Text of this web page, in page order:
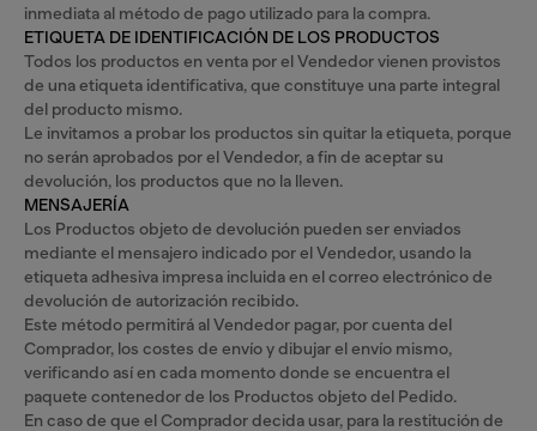
inmediata al método de pago utilizado para la compra.
ETIQUETA DE IDENTIFICACIÓN DE LOS PRODUCTOS
Todos los productos en venta por el Vendedor vienen provistos
de una etiqueta identificativa, que constituye una parte integral
del producto mismo.
Le invitamos a probar los productos sin quitar la etiqueta, porque
no serán aprobados por el Vendedor, a fin de aceptar su
devolución, los productos que no la lleven.
MENSAJERÍA
Los Productos objeto de devolución pueden ser enviados
mediante el mensajero indicado por el Vendedor, usando la
etiqueta adhesiva impresa incluida en el correo electrónico de
devolución de autorización recibido.
Este método permitirá al Vendedor pagar, por cuenta del
Comprador, los costes de envío y dibujar el envío mismo,
verificando así en cada momento donde se encuentra el
paquete contenedor de los Productos objeto del Pedido.
En caso de que el Comprador decida usar, para la restitución de